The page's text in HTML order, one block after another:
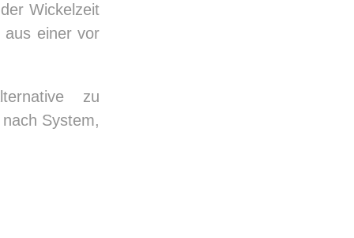
Wickelzeit
aus einer vor
zu
System,